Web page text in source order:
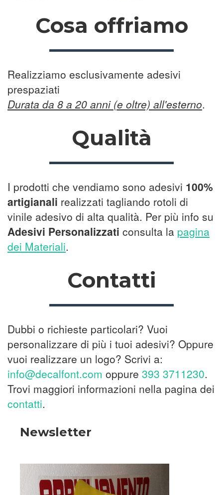
Cosa offriamo
Realizziamo esclusivamente adesivi
prespaziati
Durata da 8 a 20 anni (e oltre) all'esterno.
Qualità
I prodotti che vendiamo sono adesivi 100%
artigianali realizzati tagliando rotoli di
vinile adesivo di alta qualità. Per più info su
Adesivi Personalizzati consulta la pagina
dei Materiali.
Contatti
Dubbi o richieste particolari? Vuoi
personalizzare di più i tuoi adesivi? Oppure
vuoi realizzare un logo? Scrivi a:
info@decalfont.com oppure 393 3711230.
Trovi maggiori informazioni nella pagina dei
contatti.
Newsletter